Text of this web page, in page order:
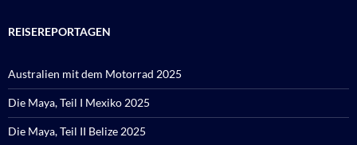
REISEREPORTAGEN
Australien mit dem Motorrad 2025
Die Maya, Teil I Mexiko 2025
Die Maya, Teil II Belize 2025